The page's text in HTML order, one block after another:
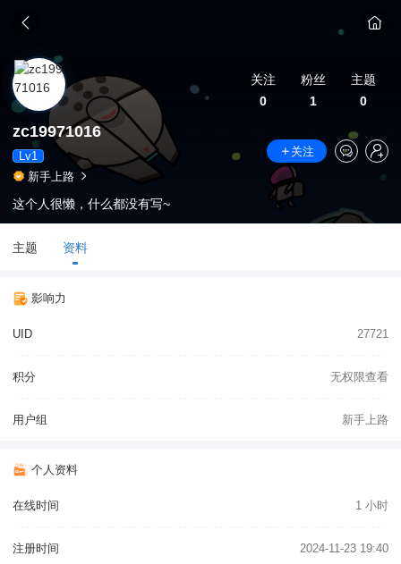
关注
0
粉丝
1
主题
0
zc19971016
Lv1
关注
新手上路
这个人很懒，什么都没有写~
主题 资料
影响力
UID 27721
积分 无权限查看
用户组 新手上路
个人资料
在线时间 1 小时
注册时间 2024-11-23 19:40